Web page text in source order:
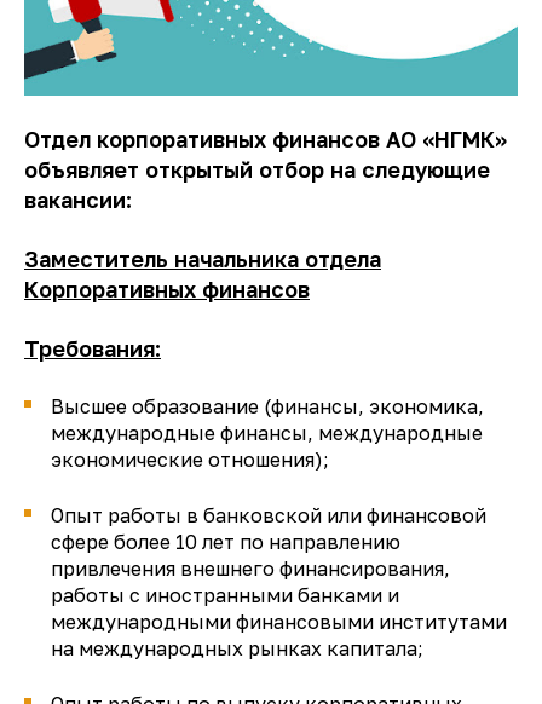
Отдел корпоративных финансов АО «НГМК»
объявляет открытый отбор на следующие
вакансии:
Заместитель начальника отдела
Корпоративных финансов
Требования:
Высшее образование (финансы, экономика,
международные финансы, международные
экономические отношения);
Опыт работы в банковской или финансовой
сфере более 10 лет по направлению
привлечения внешнего финансирования,
работы с иностранными банками и
международными финансовыми институтами
на международных рынках капитала;